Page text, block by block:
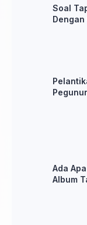
Soal
Ada
Album